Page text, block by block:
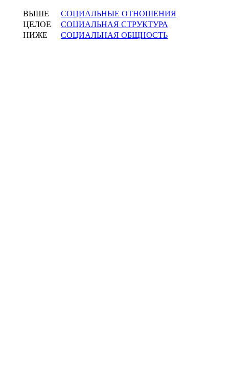
ВЫШЕ
СОЦИАЛЬНЫЕ ОТНОШЕНИЯ
ЦЕЛОЕ
СОЦИАЛЬНАЯ СТРУКТУРА
НИЖЕ
СОЦИАЛЬНАЯ ОБЩНОСТЬ